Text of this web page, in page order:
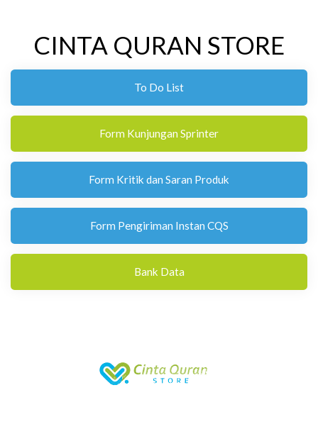
CINTA QURAN STORE
To Do List
Form Kunjungan Sprinter
Form Kritik dan Saran Produk
Form Pengiriman Instan CQS
Bank Data